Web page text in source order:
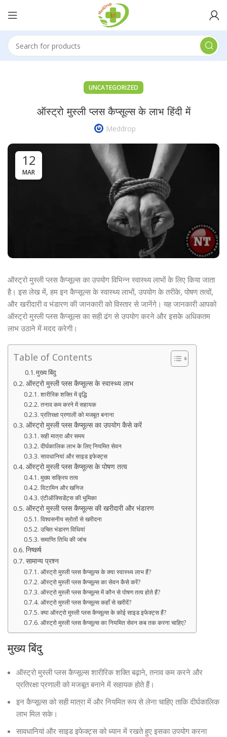
UNCATEGORIZED
ऑस्ट्रो मुस्ली प्लस कैप्सूल्स के लाभ हिंदी में
Meddrop
12
MAR
ऑस्ट्रो मुस्ली प्लस कैप्सूल्स का उपयोग विभिन्न स्वास्थ्य लाभों के लिए किया जाता
है। इस लेख में, हम इन कैप्सूल्स के स्वास्थ्य लाभों, उपयोग के तरीके, पोषण तत्वों,
और खरीदारी व भंडारण की जानकारी को विस्तार से जानेंगे। यह जानकारी आपको
ऑस्ट्रो मुस्ली प्लस कैप्सूल्स का सही ढंग से उपयोग करने और इसके अधिकतम
लाभ उठाने में मदद करेगी।
Table of Contents
मुख्य बिंदु
ऑस्ट्रो मुस्ली प्लस कैप्सूल्स के स्वास्थ्य लाभ
शारीरिक शक्ति में वृद्धि
तनाव कम करने में सहायक
प्रतिरक्षा प्रणाली को मजबूत बनाना
ऑस्ट्रो मुस्ली प्लस कैप्सूल्स का उपयोग कैसे करें
सही मात्रा और समय
दीर्घकालिक लाभ के लिए नियमित सेवन
सावधानियां और साइड इफेक्ट्स
ऑस्ट्रो मुस्ली प्लस कैप्सूल्स के पोषण तत्व
मुख्य सक्रिय तत्व
विटामिन और खनिज
एंटीऑक्सिडेंट्स की भूमिका
ऑस्ट्रो मुस्ली प्लस कैप्सूल्स की खरीदारी और भंडारण
विश्वसनीय स्रोतों से खरीदना
उचित भंडारण विधियां
समाप्ति तिथि की जांच
निष्कर्ष
सामान्य प्रश्न
ऑस्ट्रो मुस्ली प्लस कैप्सूल्स के क्या स्वास्थ्य लाभ हैं?
ऑस्ट्रो मुस्ली प्लस कैप्सूल्स का सेवन कैसे करें?
ऑस्ट्रो मुस्ली प्लस कैप्सूल्स में कौन से पोषण तत्व होते हैं?
ऑस्ट्रो मुस्ली प्लस कैप्सूल्स कहाँ से खरीदें?
क्या ऑस्ट्रो मुस्ली प्लस कैप्सूल्स के कोई साइड इफेक्ट्स हैं?
ऑस्ट्रो मुस्ली प्लस कैप्सूल्स का नियमित सेवन कब तक करना चाहिए?
मुख्य बिंदु
ऑस्ट्रो मुस्ली प्लस कैप्सूल्स शारीरिक शक्ति बढ़ाने, तनाव कम करने और
प्रतिरक्षा प्रणाली को मजबूत बनाने में सहायक होते हैं।
इन कैप्सूल्स को सही मात्रा में और नियमित रूप से लेना चाहिए ताकि दीर्घकालिक
लाभ मिल सके।
सावधानियां और साइड इफेक्ट्स को ध्यान में रखते हुए इसका उपयोग करना